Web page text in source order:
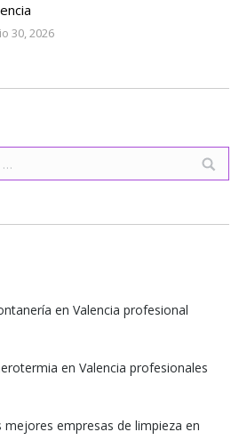
30, 2026
en Valencia profesional
en Valencia profesionales
mejores empresas de limpieza en